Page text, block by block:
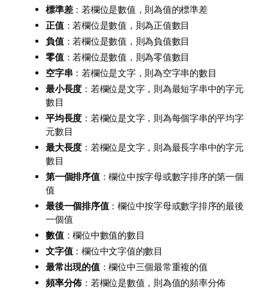
標準差：若欄位是數值，則為值的標準差
正值：若欄位是數值，則為正值數目
負值：若欄位是數值，則為負值數目
零值：若欄位是數值，則為零值數目
空字串 ：若欄位是文字，則為空字串的數目
最小長度 ：若欄位是文字，則為最短字串中的字元
數目
平均長度 ：若欄位是文字，則為每個字串的平均字
元數目
最大長度 ：若欄位是文字，則為最長字串中的字元
數目
第一個排序值：欄位中按字母或數字排序的第一個
值
最後一個排序值：欄位中按字母或數字排序的最後
一個值
數值：欄位中數值的數目
文字值：欄位中文字值的數目
最常出現的值：欄位中三個最常重複的值
頻率分佈：若欄位是數值，則為值的頻率分佈